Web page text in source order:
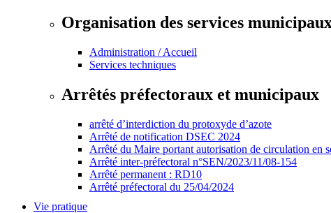
Organisation des services
Administration / Accueil
Services techniques
Arrêtés préfectoraux et municipaux
arrêté d’interdiction du protoxyde d’azote
Arrêté de notification DSEC 2024
Arrêté du Maire portant autorisation de circulation en
Arrêté inter-préfectoral n°SEN/2023/11/08-154
Arrêté permanent : RD10
Arrêté préfectoral du 25/04/2024
Vie pratique